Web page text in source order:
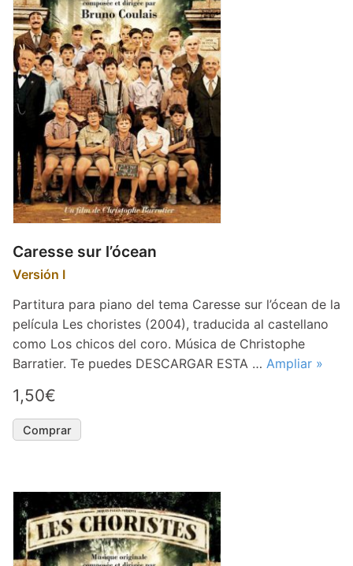
Contacto
Mi cuenta
Youtube
Caresse sur l’ócean
Versión I
Partitura para piano del tema Caresse sur l’ócean de la
película Les choristes (2004), traducida al castellano
como Los chicos del coro. Música de Christophe
Barratier. Te puedes DESCARGAR ESTA … Ampliar »
1,50€
Comprar